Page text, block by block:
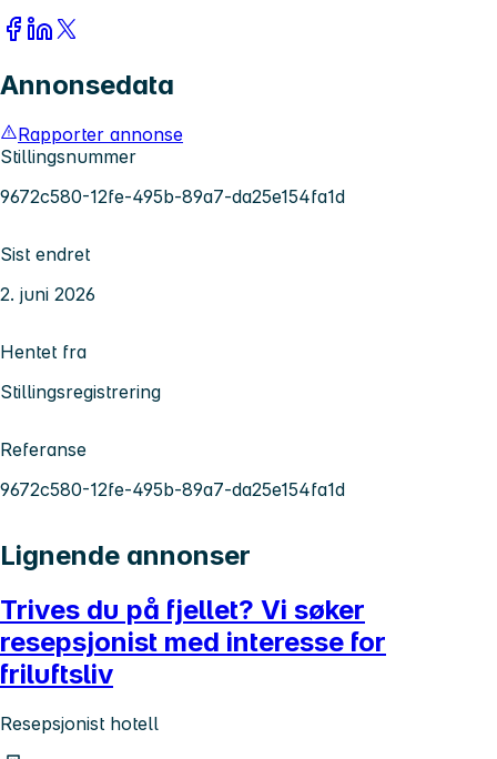
Annonsedata
Rapporter annonse
Stillingsnummer
9672c580-12fe-495b-89a7-da25e154fa1d
Sist endret
2. juni 2026
Hentet fra
Stillingsregistrering
Referanse
9672c580-12fe-495b-89a7-da25e154fa1d
Lignende annonser
Trives du på fjellet? Vi søker
resepsjonist med interesse for
friluftsliv
Resepsjonist hotell